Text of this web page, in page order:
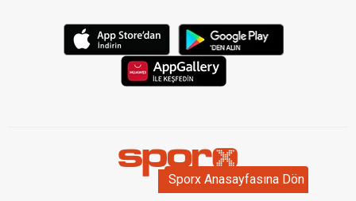
Sporx Anasayfasına Dön
Sporx Anasayfasına Dön